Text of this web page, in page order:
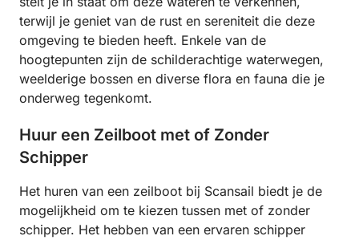
terwijl je geniet van de rust en sereniteit die deze
omgeving te bieden heeft. Enkele van de
hoogtepunten zijn de schilderachtige waterwegen,
weelderige bossen en diverse flora en fauna die je
onderweg tegenkomt.
Huur een Zeilboot met of Zonder
Schipper
Het huren van een zeilboot bij Scansail biedt je de
mogelijkheid om te kiezen tussen met of zonder
schipper. Het hebben van een ervaren schipper